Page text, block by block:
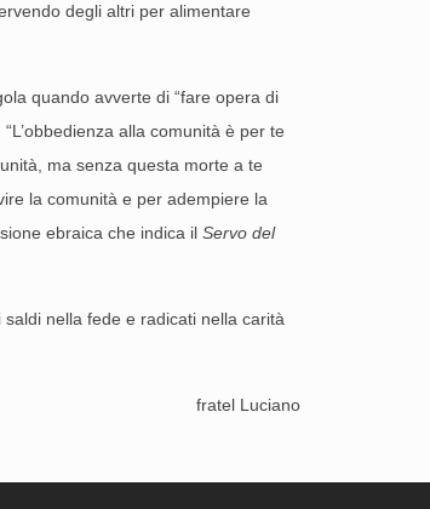
degli altri per alimentare
quando avverte di “fare opera di
alla comunità è per te
ma senza questa morte a te
la comunità e per adempiere la
ebraica che indica il Servo del
nella fede e radicati nella carità
fratel Luciano